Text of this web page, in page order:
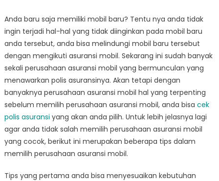
Cara
yang
Tepat
Memilih
Asuransi
Mobil
Anda baru saja memiliki mobil baru? Tentu nya anda tidak
ingin terjadi hal-hal yang tidak diinginkan pada mobil baru
anda tersebut, anda bisa melindungi mobil baru tersebut
dengan mengikuti asuransi mobil. Sekarang ini sudah banyak
sekali perusahaan asuransi mobil yang bermunculan yang
menawarkan polis asuransinya. Akan tetapi dengan
banyaknya perusahaan asuransi mobil hal yang terpenting
sebelum memilih perusahaan asuransi mobil, anda bisa cek
polis asuransi yang akan anda pilih. Untuk lebih jelasnya lagi
agar anda tidak salah memilih perusahaan asuransi mobil
yang cocok, berikut ini merupakan beberapa tips dalam
memilih perusahaan asuransi mobil.
Tips yang pertama anda bisa menyesuaikan kebutuhan